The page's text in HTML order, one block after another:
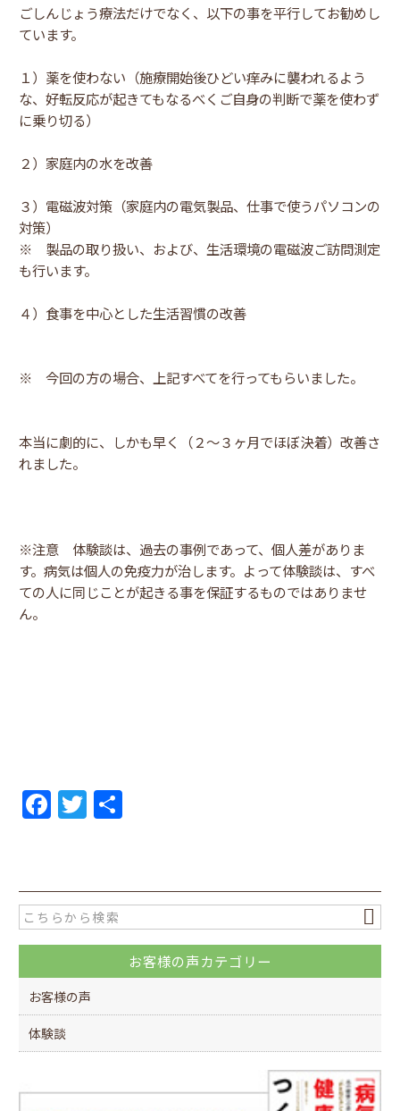
ごしんじょう療法だけでなく、以下の事を平行してお勧めし
ています。
１）薬を使わない（施療開始後ひどい痒みに襲われるよう
な、好転反応が起きてもなるべくご自身の判断で薬を使わず
に乗り切る）
２）家庭内の水を改善
３）電磁波対策（家庭内の電気製品、仕事で使うパソコンの
対策）
※ 製品の取り扱い、および、生活環境の電磁波ご訪問測定
も行います。
４）食事を中心とした生活習慣の改善
※ 今回の方の場合、上記すべてを行ってもらいました。
本当に劇的に、しかも早く（２～３ヶ月でほぼ決着）改善さ
れました。
※注意 体験談は、過去の事例であって、個人差がありま
す。病気は個人の免疫力が治します。よって体験談は、すべ
ての人に同じことが起きる事を保証するものではありませ
ん。
F
e
b
o
o
k
T
er
お客様の声カテゴリー
お客様の声
体験談